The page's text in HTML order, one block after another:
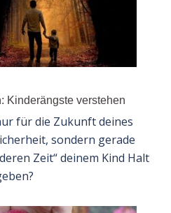
Kinderängste verstehen
für die Zukunft deines
sondern gerade
Zeit“ deinem Kind Halt